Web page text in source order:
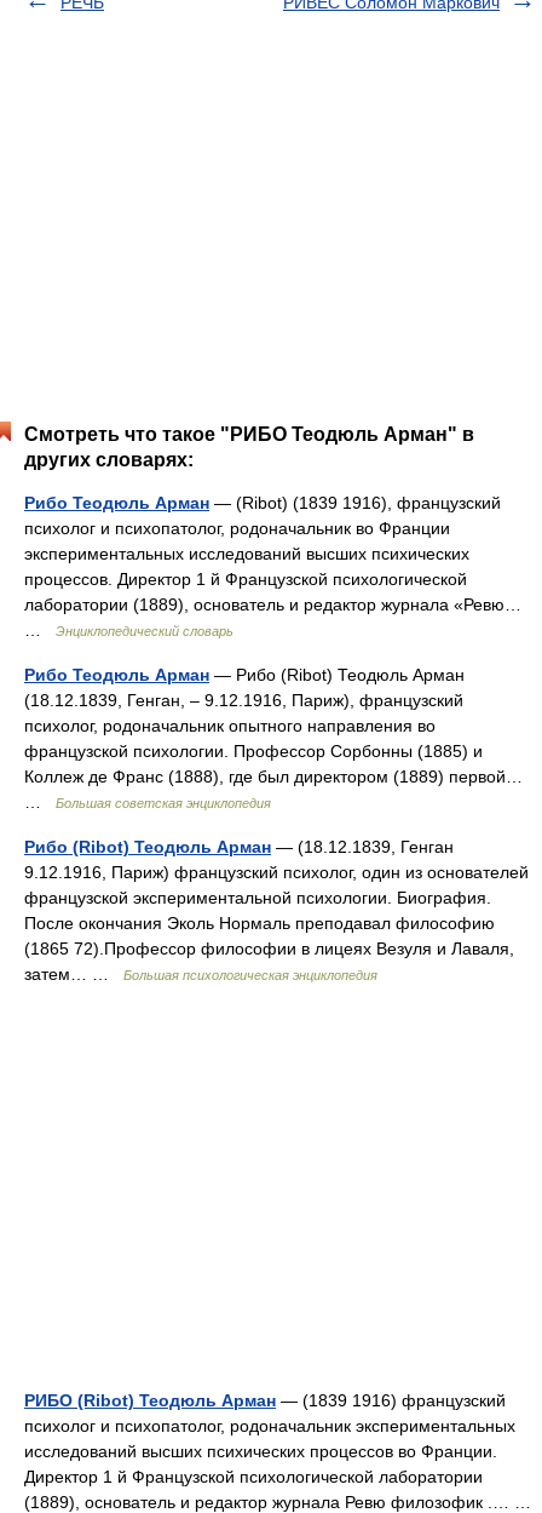
Смотреть что такое "РИБО Теодюль Арман" в
других словарях:
Рибо Теодюль Арман — (Ribot) (1839 1916), французский
психолог и психопатолог, родоначальник во Франции
экспериментальных исследований высших психических
процессов. Директор 1 й Французской психологической
лаборатории (1889), основатель и редактор журнала «Ревю…
Энциклопедический словарь
Рибо Теодюль Арман — Рибо (Ribot) Теодюль Арман
(18.12.1839, Генган, ‒ 9.12.1916, Париж), французский
психолог, родоначальник опытного направления во
французской психологии. Профессор Сорбонны (1885) и
Коллеж де Франс (1888), где был директором (1889) первой…
Большая советская энциклопедия
Рибо (Ribot) Теодюль Арман — (18.12.1839, Генган
9.12.1916, Париж) французский психолог, один из основателей
французской экспериментальной психологии. Биография.
После окончания Эколь Нормаль преподавал философию
(1865 72).Профессор философии в лицеях Везуля и Лаваля,
затем… …
Большая психологическая энциклопедия
РИБО (Ribot) Теодюль Арман — (1839 1916) французский
психолог и психопатолог, родоначальник экспериментальных
исследований высших психических процессов во Франции.
Директор 1 й Французской психологической лаборатории
(1889), основатель и редактор журнала Ревю филозофик .… …